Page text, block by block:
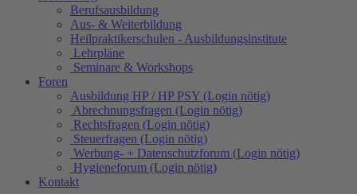
Berufsausbildung
Aus- & Weiterbildung
Heilpraktikerschulen - Ausbildungsinstitute
Lehrpläne
Seminare & Workshops
Foren
Ausbildung HP / HP PSY (Login nötig)
Abrechnungsfragen (Login nötig)
Rechtsfragen (Login nötig)
Steuerfragen (Login nötig)
Werbung- + Datenschutzforum (Login nötig)
Hygieneforum (Login nötig)
Kontakt